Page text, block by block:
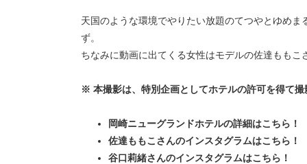
天国のような環境でやりたい放題のてつやとゆめ
ず。
ちなみに動画に出てくる女性はモデルの佐達もも
※ 本撮影は、特別企画としてホテルの許可を得て撮
岡崎ニューグランドホテルの詳細はこちら！
佐達ももこさんのインスタグラムはこちら！
谷口莉緒さんのインスタグラムはこちら！